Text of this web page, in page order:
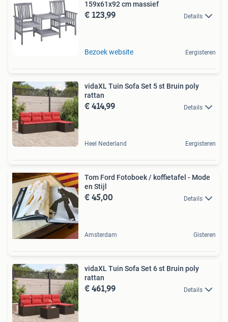
159x61x92 cm massief
€ 123,99 Details
Bezoek website Eergisteren
vidaXL Tuin Sofa Set 5 st Bruin poly
rattan
€ 414,99 Details
Heel Nederland Eergisteren
Tom Ford Fotoboek / koffietafel - Mode
en Stijl
€ 45,00 Details
Amsterdam Gisteren
vidaXL Tuin Sofa Set 6 st Bruin poly
rattan
€ 461,99 Details